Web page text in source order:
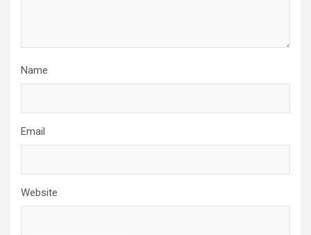
Name
Email
Website